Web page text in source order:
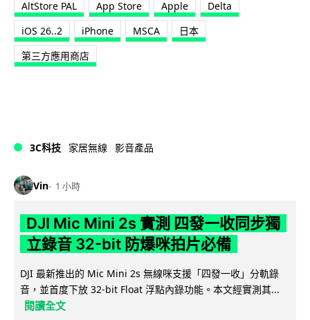
AltStore PAL App Store Apple
Delta
iOS 26..2
iPhone MSCA
日本
第三方應用商店
3C科技 家居無線 影音產品
Vin 1 小時
DJI Mic Mini 2s 實測 四發一收同步獨
立錄音 32-bit 防爆咪拍片必備
DJI 最新推出的 Mic Mini 2s 無線咪支援「四發一收」分軌錄
音，並首度下放 32-bit Float 浮點內錄功能。本文經實測其...
閱讀全文